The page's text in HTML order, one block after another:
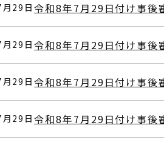
29日令和8年7月29日付け事後
29日令和8年7月29日付け事後
29日令和8年7月29日付け事後
29日令和8年7月29日付け事後